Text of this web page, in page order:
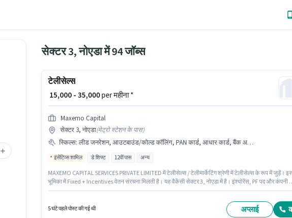
सेक्टर 3, नोएडा में 94 जॉब्स
टेलीसेल्स
₹ 15,000 - 35,000per महीना *
Maxemo Capital
सेक्टर 3, नोएडा(मेट्रो स्टेशन के पास)
स्किल्स: लीड जनरेशन, आउटबाउंड/कोल्ड कॉलिंग, PAN कार्ड, आधार कार्ड, बैंक अकाउंट
इंसेंटिव्स शामिल डे शिफ्ट 12वीं पास अन्य
MAXEMO CAPITAL SERVICES PRIVATE LIMITED में टेलीसेल्स / टेलीमार्केटिंग श्रेणी में टेलीसेल्स के रूप में जुड़ें।
भूमिका में Fixed + Incentives वेतन संरचना मिलती है। यह वैकेंसी सेक्टर 3, नोएडा में है। इंश्योरेंस, PF पद और कंपनी
5 घंटे पहले पोस्ट की गई थी अप्लाई